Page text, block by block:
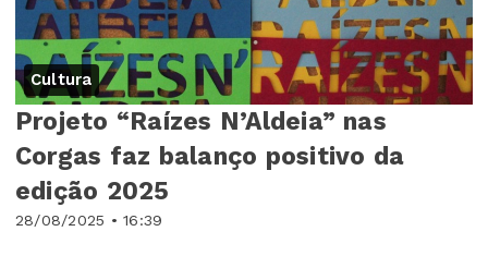
Cultura
28/08/2025 • 16:39
Projeto “Raízes N’Aldeia” nas
Corgas faz balanço positivo da
edição 2025